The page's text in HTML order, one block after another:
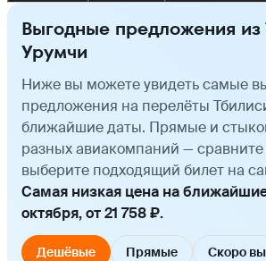
Выгодные предложения из
Урумчи
Ниже вы можете увидеть самые
предложения на перелёты
ближайшие даты. Прямые и
разных авиакомпаний —
выберите подходящий билет на
Самая низкая цена на
октября, от 21 758 ₽.
Дешёвые Прямые Скоро